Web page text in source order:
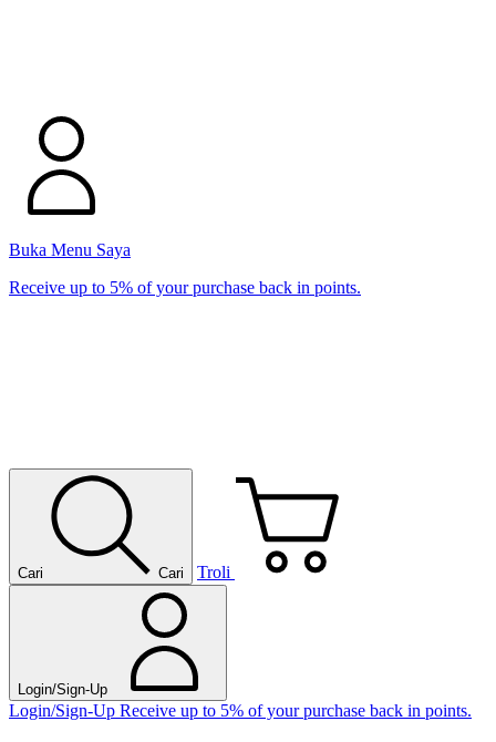
Buka Menu Saya
Receive up to 5% of your purchase back in points.
Cari Cari Troli
Login/Sign-Up
Login/Sign-Up Receive up to 5% of your purchase back in points.